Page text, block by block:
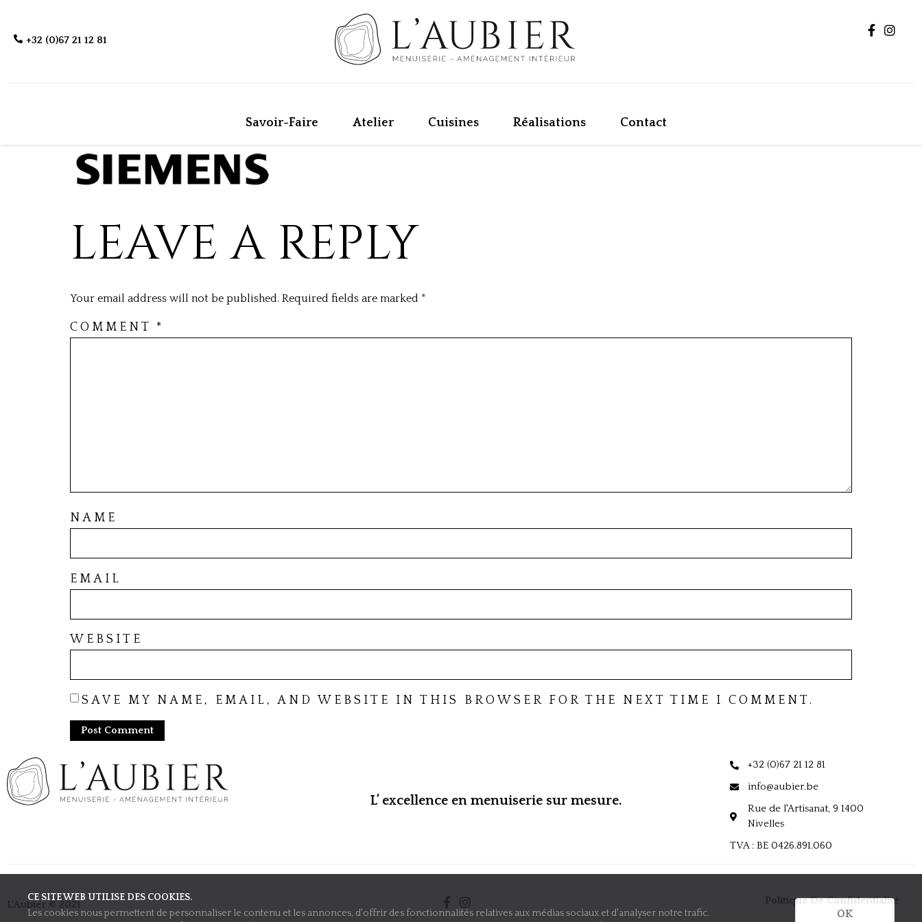
CE SITE WEB UTILISE DES COOKIES.
Les cookies nous permettent de personnaliser le contenu et les annonces, d'offrir des fonctionnalités relatives aux médias sociaux et d'analyser notre trafic.
OK
+32 (0)67 21 12 81
Savoir-Faire Atelier Cuisines Réalisations Contact
LEAVE A REPLY
Your email address will not be published. Required fields are marked *
COMMENT *
NAME
EMAIL
WEBSITE
SAVE MY NAME, EMAIL, AND WEBSITE IN THIS BROWSER FOR THE NEXT TIME I COMMENT.
L’ excellence en menuiserie sur mesure.
+32 (0)67 21 12 81
info@aubier.be
Rue de l'Artisanat, 9 1400
Nivelles
TVA : BE 0426.891.060
L’Aubier © 2021 Politique De Confidentialité